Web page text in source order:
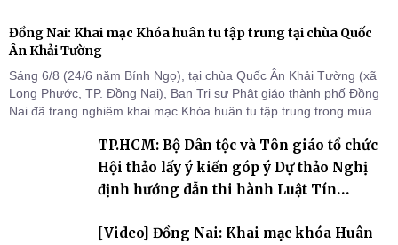
Đồng Nai: Khai mạc Khóa huân tu tập trung tại chùa Quốc
Ân Khải Tường
Sáng 6/8 (24/6 năm Bính Ngọ), tại chùa Quốc Ân Khải Tường (xã
Long Phước, TP. Đồng Nai), Ban Trị sự Phật giáo thành phố Đồng
Nai đã trang nghiêm khai mạc Khóa huân tu tập trung trong mùa
chỗ khu vực VII, VIII và trường hạ chùa Quốc Ân Khải Tường.
TP.HCM: Bộ Dân tộc và Tôn giáo tổ chức
Hội thảo lấy ý kiến góp ý Dự thảo Nghị
định hướng dẫn thi hành Luật Tín
[Video] Đồng Nai: Khai mạc khóa Huân